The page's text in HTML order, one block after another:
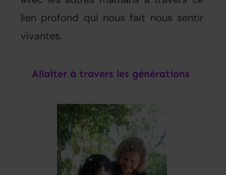
lien profond qui nous fait nous sentir
vivantes.
Allaiter à travers les générations